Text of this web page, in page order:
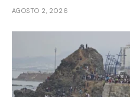
AGOSTO 2, 2026